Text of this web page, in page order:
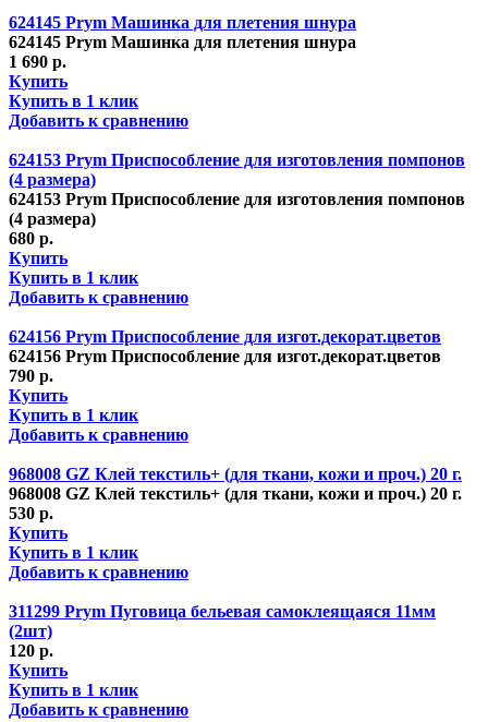
624145 Prym Машинка для плетения шнура
624145 Prym Машинка для плетения шнура
1 690 р.
Купить
Купить в 1 клик
Добавить к сравнению
624153 Prym Приспособление для изготовления помпонов
(4 размера)
624153 Prym Приспособление для изготовления помпонов
(4 размера)
680 р.
Купить
Купить в 1 клик
Добавить к сравнению
624156 Prym Приспособление для изгот.декорат.цветов
624156 Prym Приспособление для изгот.декорат.цветов
790 р.
Купить
Купить в 1 клик
Добавить к сравнению
968008 GZ Клей текстиль+ (для ткани, кожи и проч.) 20 г.
968008 GZ Клей текстиль+ (для ткани, кожи и проч.) 20 г.
530 р.
Купить
Купить в 1 клик
Добавить к сравнению
311299 Prym Пуговица бельевая самоклеящаяся 11мм
(2шт)
120 р.
Купить
Купить в 1 клик
Добавить к сравнению